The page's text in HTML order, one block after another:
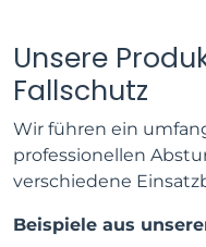
Unsere
Fallschutz
Wir führen ein
professionellen
verschiedene
Beispiele aus